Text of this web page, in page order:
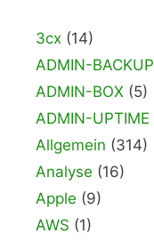
3cx (14)
ADMIN-BACKUP
ADMIN-BOX (5)
ADMIN-UPTIME
Allgemein (314)
Analyse (16)
Apple (9)
AWS (1)